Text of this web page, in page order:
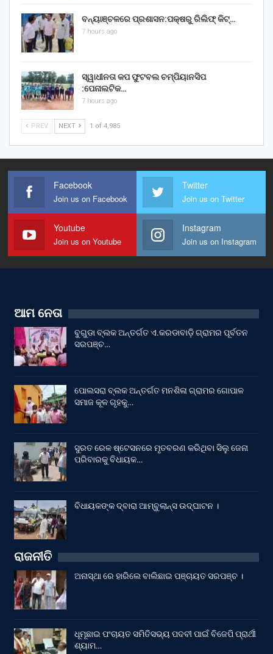
ବନ୍ୟାଞ୍ଚଳରେ ପ୍ରଶାସନ:ପକ୍ଷରୁ ରିଲିଫ୍ କିଟ୍…
7 hours ago
ସ୍ୱାଧୀନତା କପ ଫୁଟବଲ ଚମ୍ପିୟାନସିପ
:ପେନାଲଟିକ…
7 hours ago
PREV NEXT 1 of 4,985
Facebook
Join us on Facebook
Twitter
Join us on Twitter
Youtube
Join us on Youtube
Instagram
Join us on Instagram
ଆମ ନେତା
ବୁଗୁଡା ବ୍ଲକ ଅନ୍ତର୍ଗତ ଏ.କରଡାବାଡ଼ି ଗ୍ରାମର ପୂର୍ବତନ
ସରପଞ୍ଚ…
ପୋଲସରା ବ୍ଲକ ଅନ୍ତର୍ଗତ ମନଶିଳା ଗ୍ରାମର ଗୋପାଳ
ସମାଜ କୂଳ ଗୃହକୁ…
ସୁରତ ରେଳ ଷ୍ଟେସନରେ ମୃତବରଣ କରିଥିବା ସିଲୁ ଜେନା
ପରିବାରକୁ ବିଧାୟକ…
ବିଧାୟକଙ୍କ ଦ୍ବାରା ଆମ୍ବୁଲାନ୍ସ ଉଦ୍‌ଘାଟନ ।
ରାଜନୀତି
ଅନାସ୍ଥା ରେ ହାରିଲେ ବାଲିଛାଇ ପଞ୍ଚାୟତ ସରପଞ୍ଚ ।
ଧୂମୂଛାଇ ପଂଚାୟତ ସମିତିସଭ୍ୟ ପଦବୀ ପାଇଁ ବିଜେପି ପ୍ରାର୍ଥୀ
ଶ୍ୟାମ…